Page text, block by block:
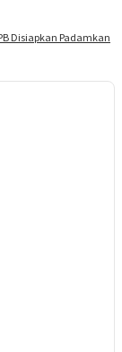
Disiapkan Padamkan